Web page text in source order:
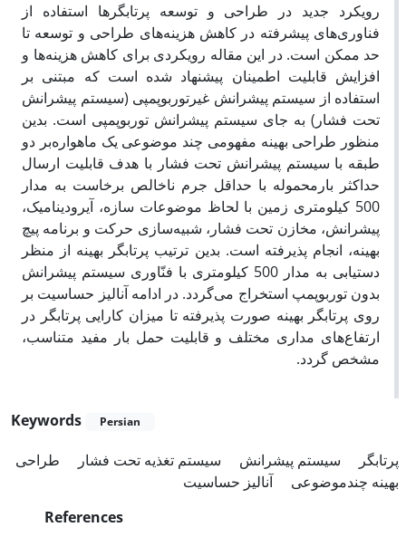
رویکرد جدید در طراحی و توسعه پرتابگرها استفاده از
فناوری‌های پیشرفته در کاهش هزینه‌های طراحی و توسعه تا
حد ممکن است. در این مقاله رویکردی برای کاهش هزینه‌ها و
افزایش قابلیت اطمینان پیشنهاد شده است که مبتنی بر
استفاده از سیستم پیشرانش غیرتوربوپمپی (سیستم پیشرانش
تحت فشار) به جای سیستم پیشرانش توربوپمپی است. بدین
منظور طراحی بهینه مفهومی چند موضوعی یک ماهواره‌بر دو
طبقه با سیستم پیشرانش تحت فشار با هدف قابلیت ارسال
حداکثر بارمحموله با حداقل جرم ناخالص برخاست به مدار
500 کیلومتری زمین با لحاظ موضوعات سازه، آیرودینامیک،
پیشرانش، مخازن تحت فشار، شبیه‌سازی حرکت و برنامه پیچ
بهینه، انجام پذیرفته است. بدین ترتیب پرتابگر بهینه از منظر
دستیابی به مدار 500 کیلومتری با فنّاوری سیستم پیشرانش
بدون توربوپمپ استخراج می‌گردد. در ادامه آنالیز حساسیت بر
روی پرتابگر بهینه صورت پذیرفته تا میزان کارایی پرتابگر در
ارتفاع‌های مداری مختلف و قابلیت حمل بار مفید متناسب،
مشخص گردد.
Keywords Persian
پرتابگر سیستم پیشرانش سیستم تغذیه تحت فشار
طراحی
بهینه چندموضوعی
آنالیز حساسیت
References